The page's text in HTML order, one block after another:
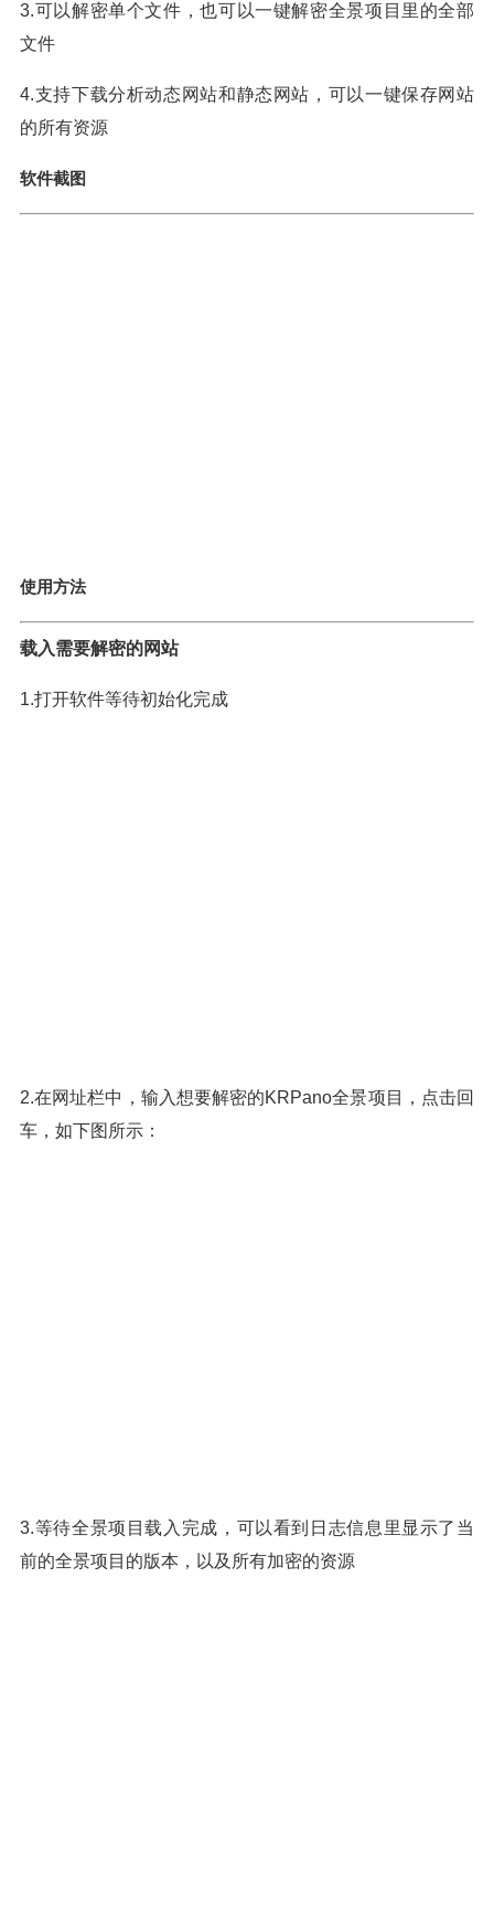
3.可以解密单个文件，也可以一键解密全景项目里的全部
文件
4.支持下载分析动态网站和静态网站，可以一键保存网站
的所有资源
软件截图
使用方法
载入需要解密的网站
1.打开软件等待初始化完成
2.在网址栏中，输入想要解密的KRPano全景项目，点击回
车，如下图所示：
3.等待全景项目载入完成，可以看到日志信息里显示了当
前的全景项目的版本，以及所有加密的资源